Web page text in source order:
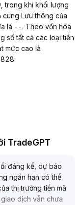
trong khi khối lượng
Lưu thông của
là --. Theo vốn hóa
số tất cả các loại tiền
mức cao là
TradeGPT
đáng kể, dự báo
ngắn hạn có thể
thị trường tiền mã
dịch vẫn chưa